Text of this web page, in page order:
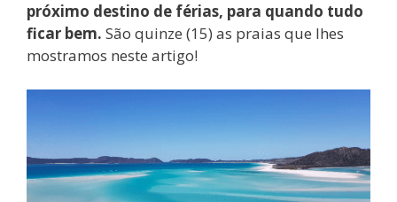
próximo destino de férias, para quando tudo
ficar bem. São quinze (15) as praias que lhes
mostramos neste artigo!